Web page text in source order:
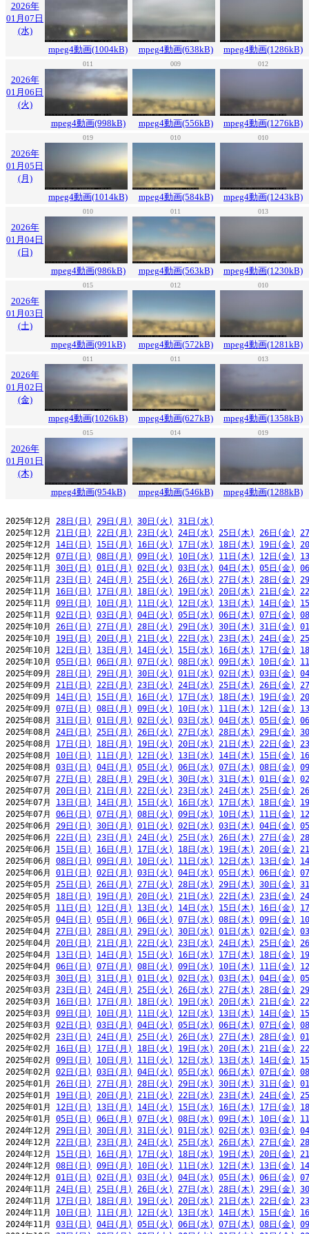
2026年
01月07日
(水)
mpeg4動画(1004kB)
mpeg4動画(638kB) mpeg4動画(1286kB)
011 009 012
2026年
01月06日
(火)
mpeg4動画(998kB)
mpeg4動画(556kB) mpeg4動画(1276kB)
019 010 010
2026年
01月05日
(月)
mpeg4動画(1014kB)
mpeg4動画(584kB) mpeg4動画(1243kB)
010 011 013
2026年
01月04日
(日)
mpeg4動画(986kB)
mpeg4動画(563kB) mpeg4動画(1230kB)
015 012 010
2026年
01月03日
(土)
mpeg4動画(991kB)
mpeg4動画(572kB) mpeg4動画(1281kB)
011 011 013
2026年
01月02日
(金)
mpeg4動画(1026kB)
mpeg4動画(627kB) mpeg4動画(1358kB)
015 014 019
2026年
01月01日
(木)
mpeg4動画(954kB)
mpeg4動画(546kB) mpeg4動画(1288kB)
2025年12月 28日(日) 29日(月) 30日(火)
31日(水)
2025年12月 21日(日) 22日(月) 23日(火) 24日(水) 25日(木) 26日(金)
2025年12月 14日(日) 15日(月) 16日(火) 17日(水) 18日(木) 19日(金)
2025年12月 07日(日) 08日(月) 09日(火) 10日(水) 11日(木) 12日(金)
2025年11月 30日(日) 01日(月) 02日(火) 03日(水) 04日(木) 05日(金)
2025年11月 23日(日) 24日(月) 25日(火) 26日(水) 27日(木) 28日(金)
2025年11月 16日(日) 17日(月) 18日(火) 19日(水) 20日(木) 21日(金)
2025年11月 09日(日) 10日(月) 11日(火) 12日(水) 13日(木) 14日(金)
2025年11月 02日(日) 03日(月) 04日(火) 05日(水) 06日(木) 07日(金)
2025年10月 26日(日) 27日(月) 28日(火) 29日(水) 30日(木) 31日(金)
2025年10月 19日(日) 20日(月) 21日(火) 22日(水) 23日(木) 24日(金)
2025年10月 12日(日) 13日(月) 14日(火) 15日(水) 16日(木) 17日(金)
2025年10月 05日(日) 06日(月) 07日(火) 08日(水) 09日(木) 10日(金)
2025年09月 28日(日) 29日(月) 30日(火) 01日(水) 02日(木) 03日(金)
2025年09月 21日(日) 22日(月) 23日(火) 24日(水) 25日(木) 26日(金)
2025年09月 14日(日) 15日(月) 16日(火) 17日(水) 18日(木) 19日(金)
2025年09月 07日(日) 08日(月) 09日(火) 10日(水) 11日(木) 12日(金)
2025年08月 31日(日) 01日(月) 02日(火) 03日(水) 04日(木) 05日(金)
2025年08月 24日(日) 25日(月) 26日(火) 27日(水) 28日(木) 29日(金)
2025年08月 17日(日) 18日(月) 19日(火) 20日(水) 21日(木) 22日(金)
2025年08月 10日(日) 11日(月) 12日(火) 13日(水) 14日(木) 15日(金)
2025年08月 03日(日) 04日(月) 05日(火) 06日(水) 07日(木) 08日(金)
2025年07月 27日(日) 28日(月) 29日(火) 30日(水) 31日(木) 01日(金)
2025年07月 20日(日) 21日(月) 22日(火) 23日(水) 24日(木) 25日(金)
2025年07月 13日(日) 14日(月) 15日(火) 16日(水) 17日(木) 18日(金)
2025年07月 06日(日) 07日(月) 08日(火) 09日(水) 10日(木) 11日(金)
2025年06月 29日(日) 30日(月) 01日(火) 02日(水) 03日(木) 04日(金)
2025年06月 22日(日) 23日(月) 24日(火) 25日(水) 26日(木) 27日(金)
2025年06月 15日(日) 16日(月) 17日(火) 18日(水) 19日(木) 20日(金)
2025年06月 08日(日) 09日(月) 10日(火) 11日(水) 12日(木) 13日(金)
2025年06月 01日(日) 02日(月) 03日(火) 04日(水) 05日(木) 06日(金)
2025年05月 25日(日) 26日(月) 27日(火) 28日(水) 29日(木) 30日(金)
2025年05月 18日(日) 19日(月) 20日(火) 21日(水) 22日(木) 23日(金)
2025年05月 11日(日) 12日(月) 13日(火) 14日(水) 15日(木) 16日(金)
2025年05月 04日(日) 05日(月) 06日(火) 07日(水) 08日(木) 09日(金)
2025年04月 27日(日) 28日(月) 29日(火) 30日(水) 01日(木) 02日(金)
2025年04月 20日(日) 21日(月) 22日(火) 23日(水) 24日(木) 25日(金)
2025年04月 13日(日) 14日(月) 15日(火) 16日(水) 17日(木) 18日(金)
2025年04月 06日(日) 07日(月) 08日(火) 09日(水) 10日(木) 11日(金)
2025年03月 30日(日) 31日(月) 01日(火) 02日(水) 03日(木) 04日(金)
2025年03月 23日(日) 24日(月) 25日(火) 26日(水) 27日(木) 28日(金)
2025年03月 16日(日) 17日(月) 18日(火) 19日(水) 20日(木) 21日(金)
2025年03月 09日(日) 10日(月) 11日(火) 12日(水) 13日(木) 14日(金)
2025年03月 02日(日) 03日(月) 04日(火) 05日(水) 06日(木) 07日(金)
2025年02月 23日(日) 24日(月) 25日(火) 26日(水) 27日(木) 28日(金)
2025年02月 16日(日) 17日(月) 18日(火) 19日(水) 20日(木) 21日(金)
2025年02月 09日(日) 10日(月) 11日(火) 12日(水) 13日(木) 14日(金)
2025年02月 02日(日) 03日(月) 04日(火) 05日(水) 06日(木) 07日(金)
2025年01月 26日(日) 27日(月) 28日(火) 29日(水) 30日(木) 31日(金)
2025年01月 19日(日) 20日(月) 21日(火) 22日(水) 23日(木) 24日(金)
2025年01月 12日(日) 13日(月) 14日(火) 15日(水) 16日(木) 17日(金)
2025年01月 05日(日) 06日(月) 07日(火) 08日(水) 09日(木) 10日(金)
2024年12月 29日(日) 30日(月) 31日(火) 01日(水) 02日(木) 03日(金)
2024年12月 22日(日) 23日(月) 24日(火) 25日(水) 26日(木) 27日(金)
2024年12月 15日(日) 16日(月) 17日(火) 18日(水) 19日(木) 20日(金)
2024年12月 08日(日) 09日(月) 10日(火) 11日(水) 12日(木) 13日(金)
2024年12月 01日(日) 02日(月) 03日(火) 04日(水) 05日(木) 06日(金)
2024年11月 24日(日) 25日(月) 26日(火) 27日(水) 28日(木) 29日(金)
2024年11月 17日(日) 18日(月) 19日(火) 20日(水) 21日(木) 22日(金)
2024年11月 10日(日) 11日(月) 12日(火) 13日(水) 14日(木) 15日(金)
2024年11月 03日(日) 04日(月) 05日(火) 06日(水) 07日(木) 08日(金)